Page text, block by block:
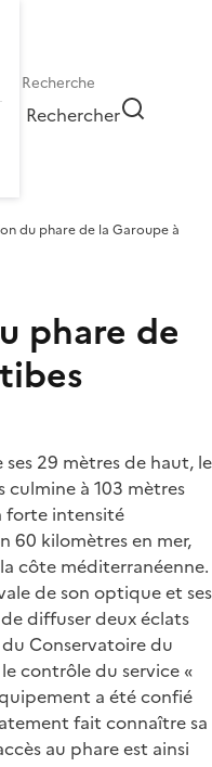
Rechercher
du phare de la Garoupe à
phare de
ses 29 mètres de haut, le
culmine à 103 mètres
forte intensité
60 kilomètres en mer,
côte méditerranéenne.
de son optique et ses
diffuser deux éclats
Conservatoire du
contrôle du service «
a été confié
fait connaître sa
au phare est ainsi